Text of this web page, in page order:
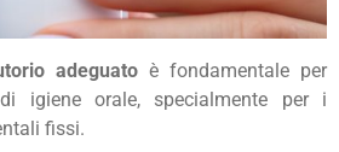
adeguato è fondamentale per
igiene orale, specialmente per i
fissi.